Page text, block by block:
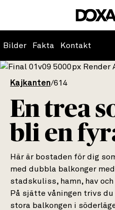
Bilder Fakta Kontakt
En trea
bli en
Kajkanten/614
Här är bostaden för dig
med dubbla balkonger
stadskuliss, hamn, hav
På sjätte våningen trivs
stora balkongen i